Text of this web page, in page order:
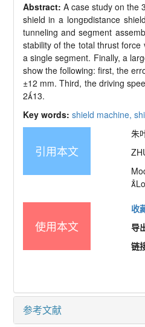
Abstract: A case study on the
shield in a longdistance
tunneling and segment
stability of the total thrust
a single segment. Finally, a
show the following: first, the
±12 mm. Third, the driving
213.
Key words: shield machine,
引用本文
朱
使用本文
收
导
链
参考文献